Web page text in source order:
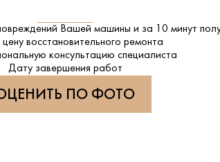
Вашей машины и за 10 минут
цену восстановительного ремонта
консультацию специалиста
Дату завершения работ
ПО ФОТО